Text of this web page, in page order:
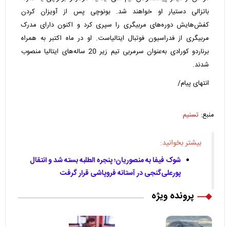
باتزالی دستیار او خواهند شد. بونوچی پس از آویزان کردن
کفش‌هایش دوره‌های مربیگری را سپری کرد و اکنون دارای مدرک
مربیگری از فدراسیون فوتبال ایتالیاست. او در ماه اکتبر به همراه
برناردو کورادی به‌عنوان سرمربی تیم زیر 20 ساله‌های ایتالیا منصوب
شدند.
انتهای پیام/
منبع: تسنیم
بیشتر بخوانید:
شوک فیفا به منصوریان؛ پنجره الطلبه بسته شد و انتقال
پورعلی‌گنجی در آستانه فروپاشی قرار گرفت
پرونده ویژه